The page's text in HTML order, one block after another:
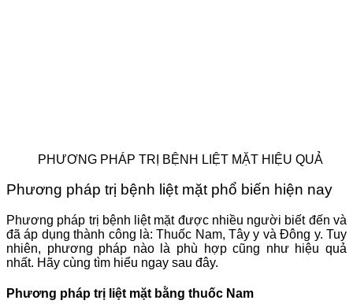
PHƯƠNG PHÁP TRỊ BỆNH LIỆT MẶT HIỆU QUẢ
Phương pháp trị bệnh liệt mặt phổ biến hiện nay
Phương pháp trị bệnh liệt mặt được nhiều người biết đến và
đã áp dụng thành công là: Thuốc Nam, Tây y và Đông y. Tuy
nhiên, phương pháp nào là phù hợp cũng như hiệu quả
nhất. Hãy cùng tìm hiểu ngay sau đây.
Phương pháp trị liệt mặt bằng thuốc Nam